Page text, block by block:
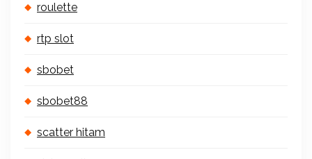
roulette
rtp slot
sbobet
sbobet88
scatter hitam